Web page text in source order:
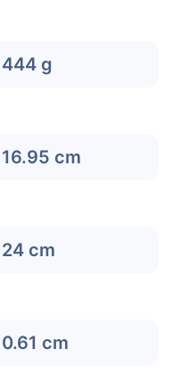
444 g
16.95 cm
24 cm
0.61 cm